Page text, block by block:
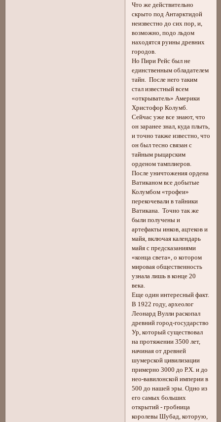
Что же действительно
скрыто под Антарктидой
неизвестно до сих пор, и,
возможно, подо льдом
находятся руины древних
городов.
Но Пири Рейс был не
единственным обладателем
тайн. После него таким
стал известный всем
«открыватель» Америки
Христофор Колумб.
Сейчас уже все знают, что
он заранее знал, куда плыть,
и точно также известно, что
он был тесно связан с
тайным рыцарским
орденом тамплиеров.
После уничтожения ордена
Ватиканом все добытые
Колумбом «трофеи»
перекочевали в тайники
Ватикана. Точно так же
были получены и
артефакты инков, ацтеков и
майя, включая календарь
майя с предсказаниями
«конца света», о котором
мировая общественность
узнала лишь в конце 20
века.
Еще один интересный факт.
В 1922 году, археолог
Леонард Вулли раскопал
древний город-государство
Ур, который существовал
на протяжении 3500 лет,
начиная от древней
шумерской цивилизации
примерно 3000 до Р.Х. и до
нео-вавилонской империи в
500 до нашей эры. Одно из
его самых больших
открытий - гробница
королевы Шубад, которую,